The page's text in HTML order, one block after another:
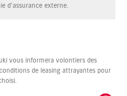
d’assurance externe.
vous informera volontiers des
de leasing attrayantes pour